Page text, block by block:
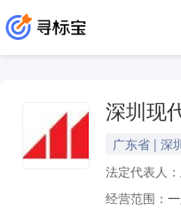
深圳现
广东省 | 深
法定代表人：
经营范围：